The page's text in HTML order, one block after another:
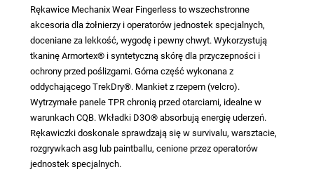
Rękawice Mechanix Wear Fingerless to wszechstronne
akcesoria dla żołnierzy i operatorów jednostek specjalnych,
doceniane za lekkość, wygodę i pewny chwyt. Wykorzystują
tkaninę Armortex® i syntetyczną skórę dla przyczepności i
ochrony przed poślizgami. Górna część wykonana z
oddychającego TrekDry®. Mankiet z rzepem (velcro).
Wytrzymałe panele TPR chronią przed otarciami, idealne w
warunkach CQB. Wkładki D3O® absorbują energię uderzeń.
Rękawiczki doskonale sprawdzają się w survivalu, warsztacie,
rozgrywkach asg lub paintballu, cenione przez operatorów
jednostek specjalnych.